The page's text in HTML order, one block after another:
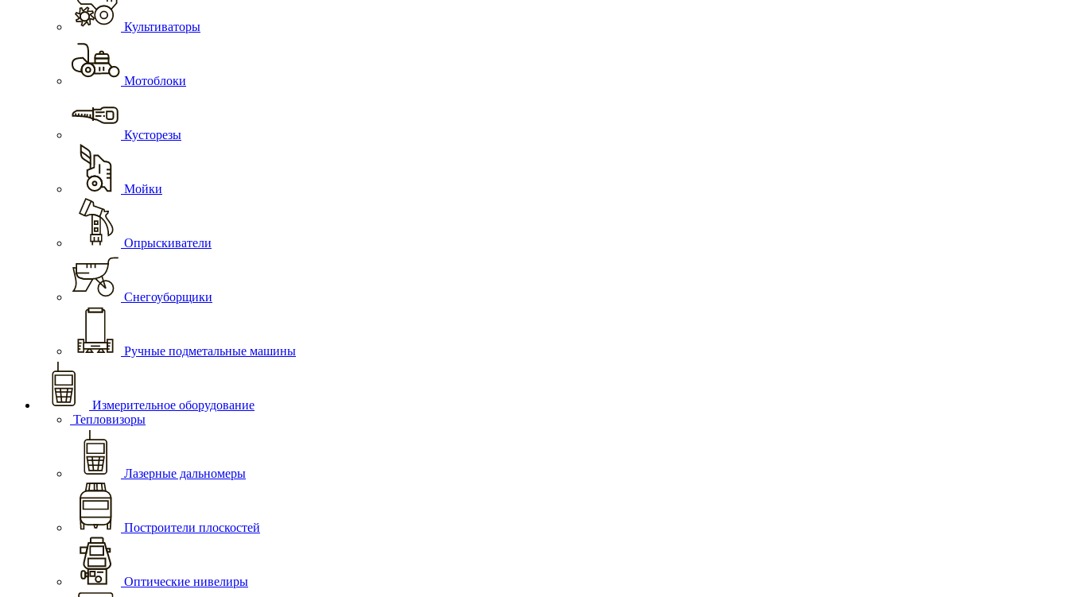
Культиваторы
Мотоблоки
Кусторезы
Мойки
Опрыскиватели
Снегоуборщики
Ручные подметальные машины
Измерительное оборудование
Тепловизоры
Лазерные дальномеры
Построители плоскостей
Оптические нивелиры